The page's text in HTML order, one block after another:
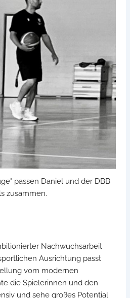
Nachwuchsarbeit
Ausrichtung passt
vom modernen
die Spielerinnen und den
und sehe großes Potential
passen Daniel und der DBB
zusammen.